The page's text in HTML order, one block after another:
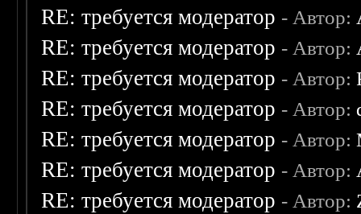
RE: требуется модератор - Автор:
RE: требуется модератор - Автор:
RE: требуется модератор - Автор:
RE: требуется модератор - Автор:
RE: требуется модератор - Автор:
RE: требуется модератор - Автор:
RE: требуется модератор - Автор: